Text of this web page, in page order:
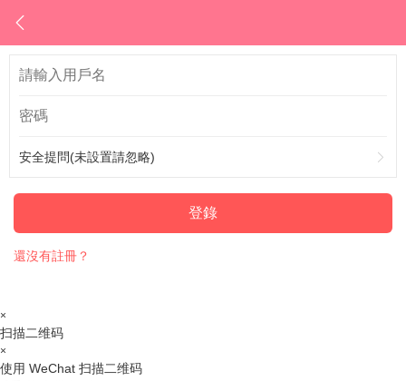
安全提問(未設置請忽略)
登錄
還沒有註冊？
×
扫描二维码
×
使用 WeChat 扫描二维码